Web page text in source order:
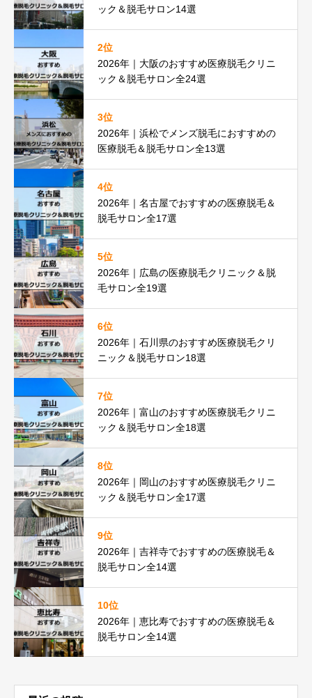
ック＆脱毛サロン14選
2位
2026年｜大阪のおすすめ医療脱毛クリニ
ック＆脱毛サロン全24選
3位
2026年｜浜松でメンズ脱毛におすすめの
医療脱毛＆脱毛サロン全13選
4位
2026年｜名古屋でおすすめの医療脱毛＆
脱毛サロン全17選
5位
2026年｜広島の医療脱毛クリニック＆脱
毛サロン全19選
6位
2026年｜石川県のおすすめ医療脱毛クリ
ニック＆脱毛サロン18選
7位
2026年｜富山のおすすめ医療脱毛クリニ
ック＆脱毛サロン全18選
8位
2026年｜岡山のおすすめ医療脱毛クリニ
ック＆脱毛サロン全17選
9位
2026年｜吉祥寺でおすすめの医療脱毛＆
脱毛サロン全14選
10位
2026年｜恵比寿でおすすめの医療脱毛＆
脱毛サロン全14選